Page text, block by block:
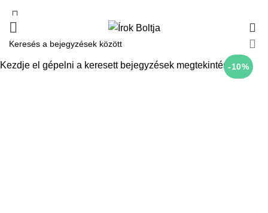
-10%
Kezdje el gépelni a keresett bejegyzések megtekintéséhez.